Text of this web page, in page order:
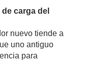
carga del
nuevo tiende a
uno antiguo
para